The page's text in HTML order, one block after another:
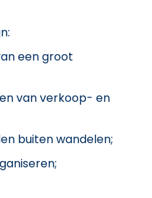
een groot
van verkoop- en
buiten wandelen;